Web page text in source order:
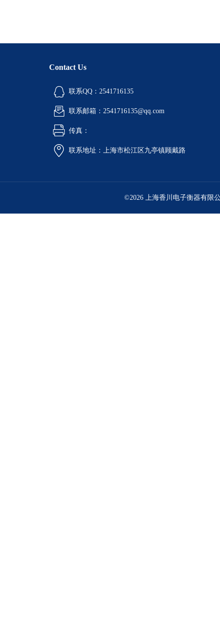
Contact Us
联系QQ：2541716135
联系邮箱：2541716135@qq.com
传真：
联系地址：上海市松江区九亭镇顾戴路
©2026 上海香川电子衡器有限